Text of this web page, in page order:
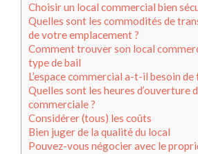
Choisir un local commercial bien
Quelles sont les commodités de
de votre emplacement ?
Comment trouver son local
type de bail
L’espace commercial a-t-il besoin de
Quelles sont les heures d’ouverture
commerciale ?
Considérer (tous) les coûts
Bien juger de la qualité du local
Pouvez-vous négocier avec le